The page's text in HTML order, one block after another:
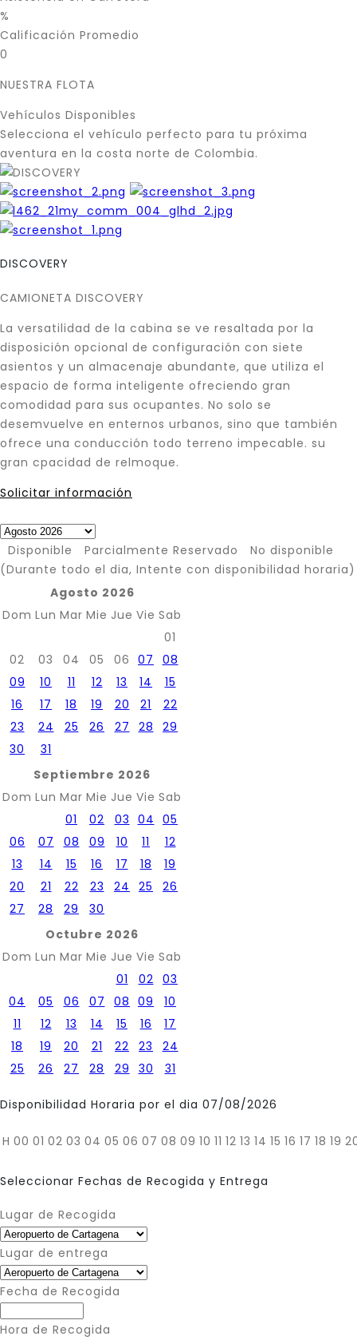
%
Calificación Promedio
0
NUESTRA FLOTA
Vehículos Disponibles
Selecciona el vehículo perfecto para tu próxima
aventura en la costa norte de Colombia.
DISCOVERY
CAMIONETA DISCOVERY
La versatilidad de la cabina se ve resaltada por la
disposición opcional de configuración con siete
asientos y un almacenaje abundante, que utiliza el
espacio de forma inteligente ofreciendo gran
comodidad para sus ocupantes. No solo se
desemvuelve en enternos urbanos, sino que también
ofrece una conducción todo terreno impecable. su
gran cpacidad de relmoque.
Solicitar información
Disponible Parcialmente Reservado
No disponible
(Durante todo el dia, Intente con disponibilidad horaria)
Agosto 2026
Dom Lun Mar Mie Jue Vie Sab
01
02
03 04 05 06 07
08
09
10 11 12 13 14
15
16
17 18 19 20 21
22
23
24 25 26 27 28
29
30
31
Septiembre 2026
Dom Lun Mar Mie Jue Vie Sab
01
02 03 04 05
06
07 08 09 10 11
12
13
14 15 16 17 18
19
20
21 22 23 24 25
26
27
28 29
30
Octubre 2026
Dom Lun Mar Mie Jue Vie Sab
01
02 03
04
05 06 07 08 09
10
11
12 13 14 15 16
17
18
19 20 21 22 23
24
25
26 27 28 29 30 31
Disponibilidad Horaria por el dia 07/08/2026
H 00 01 02 03 04 05 06 07 08 09 10 11 12 13 14 15 16 17 18 19
Seleccionar Fechas de Recogida y Entrega
Lugar de Recogida
Lugar de entrega
Fecha de Recogida
Hora de Recogida